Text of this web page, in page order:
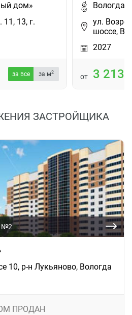
дом»
13, г.
за все за м2
ул.
шоссе,
2027
от 3 213
ЗАСТРОЙЩИКА
№2
10, р-н Лукьяново, Вологда
ПРОДАН